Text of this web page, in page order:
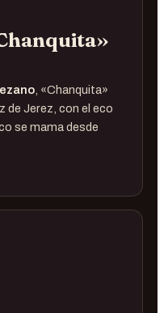
, «Chanquita»
de Jerez, con el eco
se mama desde